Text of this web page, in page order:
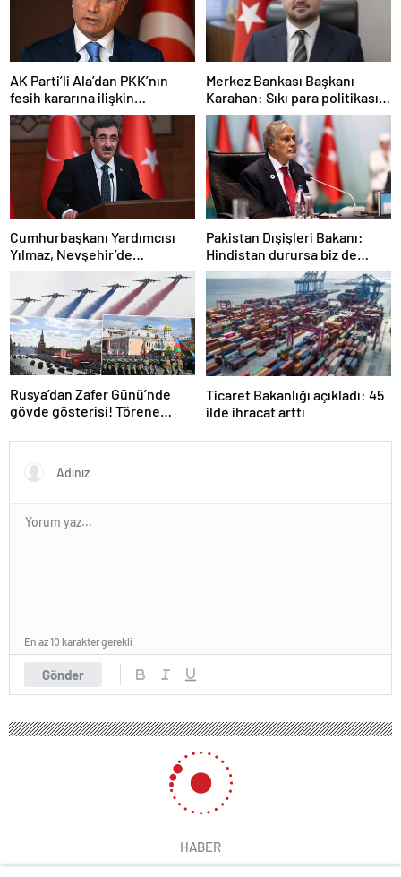
AK Parti’li Ala’dan PKK’nın
fesih kararına ilişkin
açıklama: Pazarlık söz konusu
değildir
Merkez Bankası Başkanı
Karahan: Sıkı para politikası
duruşumuz sürecek
Cumhurbaşkanı Yardımcısı
Yılmaz, Nevşehir’de
temaslarda bulundu! ‘Hiç
kimsenin tereddütü olmasın’
Pakistan Dışişleri Bakanı:
Hindistan durursa biz de
duracağız
Rusya’dan Zafer Günü’nde
gövde gösterisi! Törene
Ticaret Bakanlığı açıkladı: 45
ilde ihracat arttı
Gönder
En az 10 karakter gerekli
HABER